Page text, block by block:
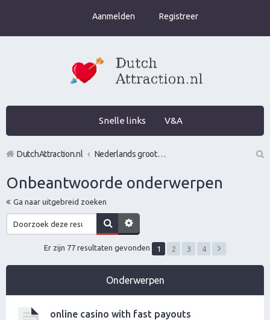
Aanmelden Registreer
Snelle links V&A
DutchAttraction.nl
Nederlands grootste Dutch Attraction, Lifestyle, Vrouwen versieren en Pick-Up (PUA) Forum
Onbeantwoorde onderwerpen
Ga naar uitgebreid zoeken
Er zijn 77 resultaten gevonden 1 2 3 4
Onderwerpen
online casino with fast payouts